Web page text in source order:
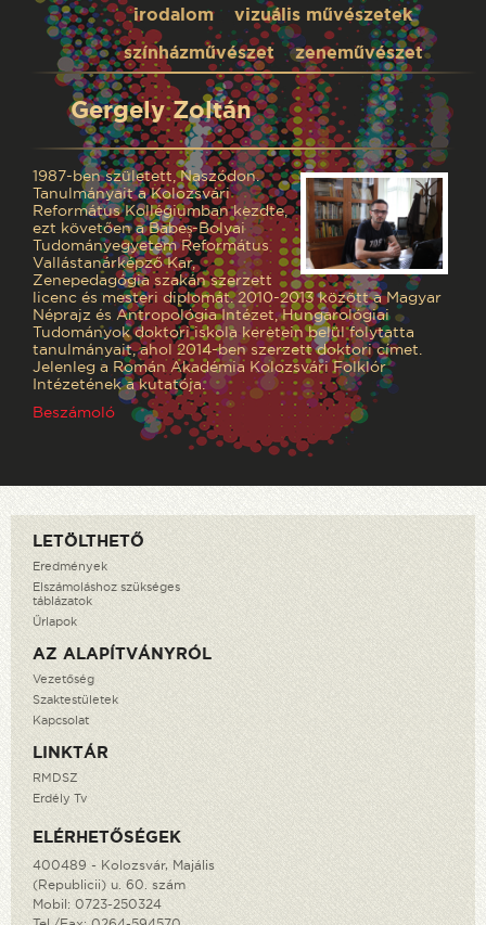
irodalom
vizuális művészetek
színházművészet
zeneművészet
Gergely Zoltán
1987-ben született, Naszódon.
Tanulmányait a Kolozsvári
Református Kollégiumban kezdte,
ezt követően a Babeș-Bolyai
Tudományegyetem Református
Vallástanárképző Kar,
Zenepedagógia szakán szerzett
licenc és mesteri diplomát. 2010-2013 között a Magyar
Néprajz és Antropológia Intézet, Hungarológiai
Tudományok doktori iskola keretein belül folytatta
tanulmányait, ahol 2014-ben szerzett doktori címet.
Jelenleg a Román Akadémia Kolozsvári Folklór
Intézetének a kutatója.
Beszámoló
LETÖLTHETŐ
Eredmények
Elszámoláshoz szükséges
táblázatok
Űrlapok
AZ ALAPÍTVÁNYRÓL
Vezetőség
Szaktestületek
Kapcsolat
LINKTÁR
RMDSZ
Erdély Tv
ELÉRHETŐSÉGEK
400489 - Kolozsvár, Majális
(Republicii) u. 60. szám
Mobil: 0723-250324